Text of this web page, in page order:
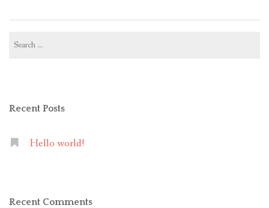
for:
Recent Posts
Hello world!
Recent Comments